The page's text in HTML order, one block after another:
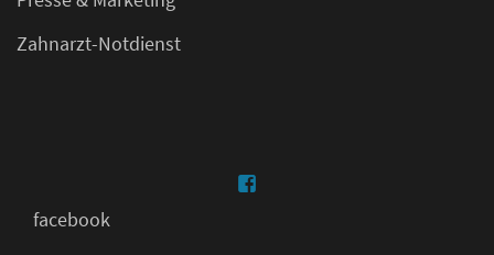
Zahnarzt-Notdienst
facebook